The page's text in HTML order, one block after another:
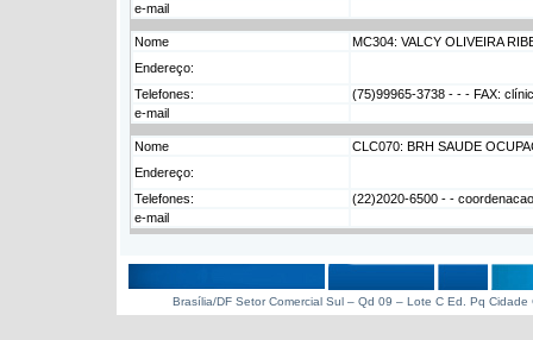
e-mail
Nome
MC304: VALCY OLIVEIRA
Endereço:
Telefones:
(75)99965-3738 - - - FAX:
e-mail
Nome
CLC070: BRH SAUDE
Endereço:
Telefones:
(22)2020-6500 - -
e-mail
Brasília/DF Setor Comercial Sul – Qd 09 – Lote C Ed. Pq